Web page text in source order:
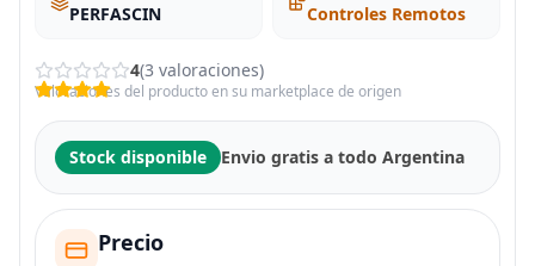
PERFASCIN Controles Remotos
4(3 valoraciones)
Valoraciones del producto en su marketplace de origen
Stock disponible Envio gratis a todo Argentina
Precio